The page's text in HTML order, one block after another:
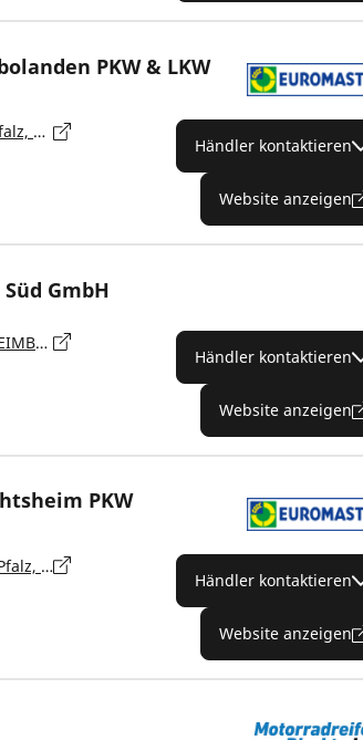
PKW & LKW
Marnheimer Str. 63, Rheinland-Pfalz, Kirchheimbolanden - 67292
Händler kontaktieren
Website anzeigen
GmbH
Marnheimer Straße 100, KIRCHHEIMBOLANDEN - 67292
Händler kontaktieren
Website anzeigen
PKW
Robert-Bosch-Str. 11, Rheinland-Pfalz, Mainz-Hechtsheim - 55129
Händler kontaktieren
Website anzeigen